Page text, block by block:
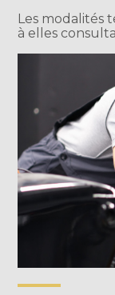
Les modalités
à elles